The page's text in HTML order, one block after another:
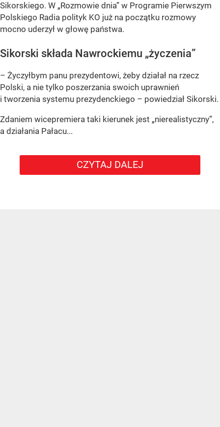
Sikorskiego. W „Rozmowie dnia” w Programie Pierwszym
Polskiego Radia polityk KO już na początku rozmowy
mocno uderzył w głowę państwa.
Sikorski składa Nawrockiemu „życzenia”
– Życzyłbym panu prezydentowi, żeby działał na rzecz
Polski, a nie tylko poszerzania swoich uprawnień
i tworzenia systemu prezydenckiego – powiedział Sikorski.
Zdaniem wicepremiera taki kierunek jest „nierealistyczny”,
a działania Pałacu...
CZYTAJ DALEJ